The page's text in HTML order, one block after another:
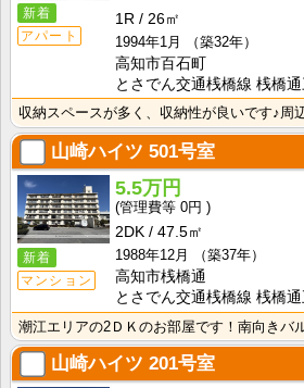
新着
アパート
1R
26㎡
1994年1月
（築32年）
高知市百石町
とさでん交通桟橋線 桟橋
山崎ハイツ 501号室
新着
マンション
5.5万円
0円
2DK
47.5㎡
1988年12月
（築37年）
高知市桟橋通
とさでん交通桟橋線 桟橋
山崎ハイツ 201号室